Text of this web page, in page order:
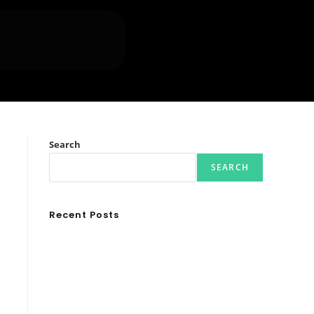
Search
SEARCH
Recent Posts